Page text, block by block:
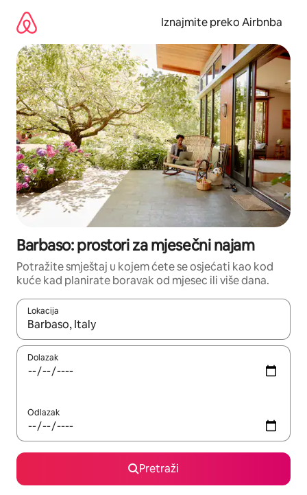
sadržaj
Iznajmite preko Airbnba
Barbaso: prostori za mjesečni najam
Potražite smještaj u kojem ćete se osjećati kao kod
kuće kad planirate boravak od mjesec ili više dana.
Lokacija
Kada budu dostupni rezultati, moći ćete ih pregledati
Dolazak
Odlazak
Pretraži